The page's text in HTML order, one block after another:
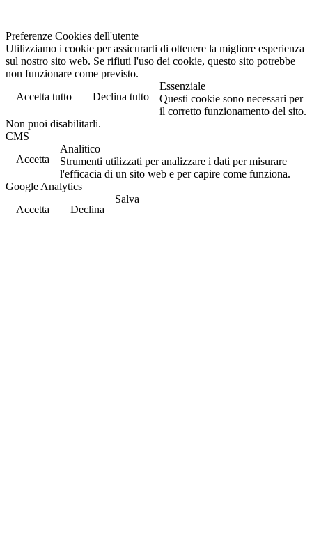
Preferenze Cookies dell'utente
Utilizziamo i cookie per assicurarti di ottenere la migliore esperienza
sul nostro sito web. Se rifiuti l'uso dei cookie, questo sito potrebbe
non funzionare come previsto.
Accetta tutto
Declina tutto
Essenziale
Questi cookie sono necessari per
il corretto funzionamento del sito.
Non puoi disabilitarli.
CMS
Accetta
Analitico
Strumenti utilizzati per analizzare i dati per misurare
l'efficacia di un sito web e per capire come funziona.
Google Analytics
Accetta
Declina
Salva